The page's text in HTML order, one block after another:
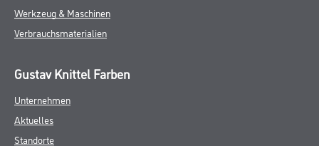
Werkzeug & Maschinen
Verbrauchsmaterialien
Gustav Knittel Farben
Unternehmen
Aktuelles
Standorte